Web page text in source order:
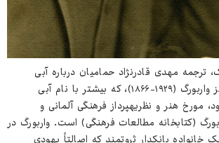
ترجمه مهدی قادرنژاد حمامیان درباره آبی
واربورگ[۱] ۱ آبی موریتز واربورگ (۱۹۲۹-۱۸۶۶)، که بیشتر با نام آبی
مورخ هنر و نظریه‌پرداز فرهنگی آلمانی و
(کتابخانه مطالعات فرهنگی) است. واربورگ در